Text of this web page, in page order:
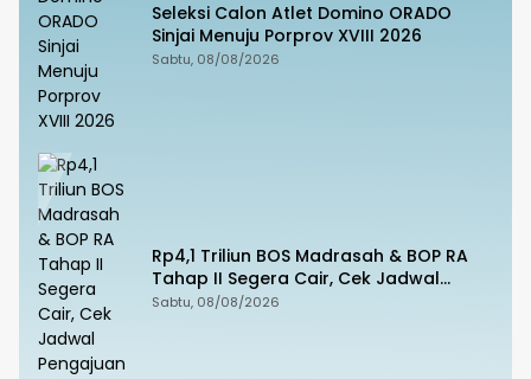
Seleksi Calon Atlet Domino ORADO
Sinjai Menuju Porprov XVIII 2026
Sabtu, 08/08/2026
Rp4,1 Triliun BOS Madrasah & BOP RA
Tahap II Segera Cair, Cek Jadwal
Pengajuannya!
Sabtu, 08/08/2026